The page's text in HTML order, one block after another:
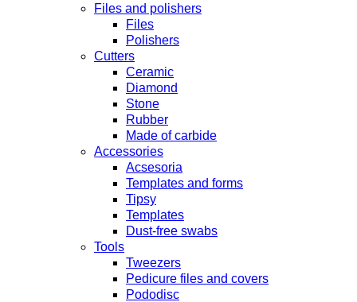
Files and polishers
Files
Polishers
Cutters
Ceramic
Diamond
Stone
Rubber
Made of carbide
Accessories
Acsesoria
Templates and forms
Tipsy
Templates
Dust-free swabs
Tools
Tweezers
Pedicure files and covers
Pododisc